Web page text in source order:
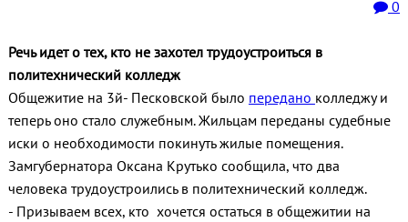
0
Речь идет о тех, кто не захотел трудоустроиться в
политехнический колледж
Общежитие на 3й- Песковской было передано колледжу и
теперь оно стало служебным. Жильцам переданы судебные
иски о необходимости покинуть жилые помещения.
Замгубернатора Оксана Крутько сообщила, что два
человека трудоустроились в политехнический колледж.
- Призываем всех, кто хочется остаться в общежитии на